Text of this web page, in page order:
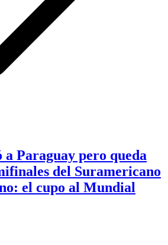
a Paraguay pero queda
del Suramericano
el cupo al Mundial